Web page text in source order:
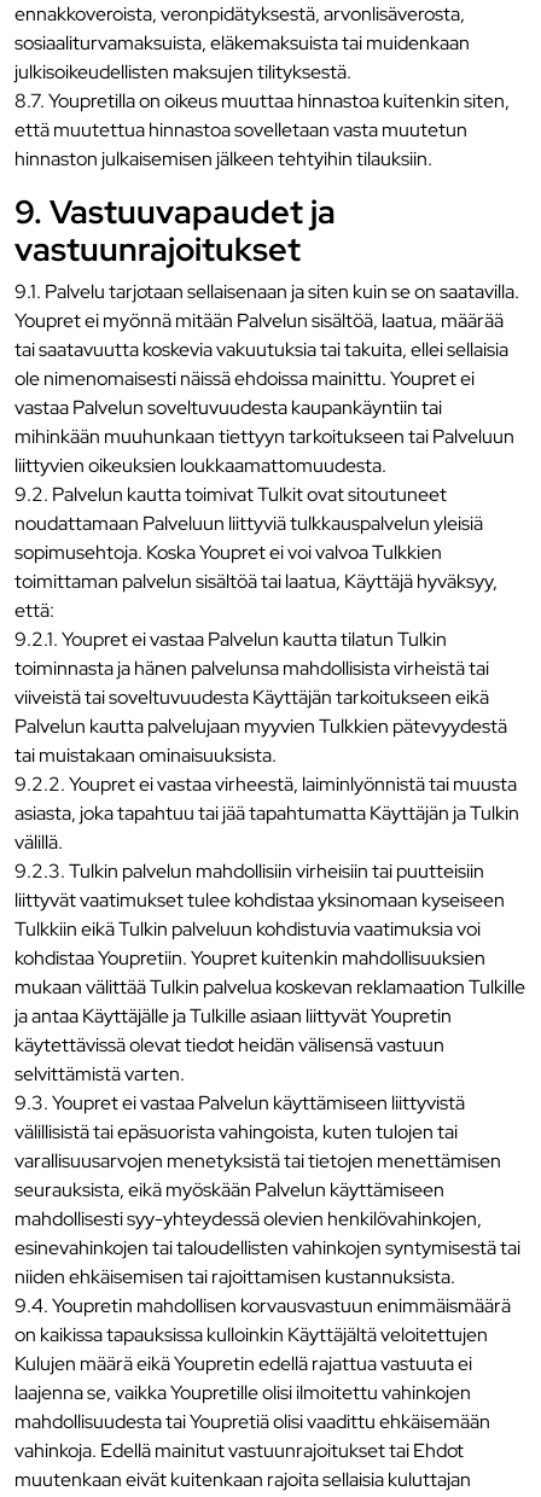
ennakkoveroista, veronpidätyksestä, arvonlisäverosta,
sosiaaliturvamaksuista, eläkemaksuista tai muidenkaan
julkisoikeudellisten maksujen tilityksestä.
8.7. Youpretilla on oikeus muuttaa hinnastoa kuitenkin siten,
että muutettua hinnastoa sovelletaan vasta muutetun
hinnaston julkaisemisen jälkeen tehtyihin tilauksiin.
9. Vastuuvapaudet ja
vastuunrajoitukset
9.1. Palvelu tarjotaan sellaisenaan ja siten kuin se on saatavilla.
Youpret ei myönnä mitään Palvelun sisältöä, laatua, määrää
tai saatavuutta koskevia vakuutuksia tai takuita, ellei sellaisia
ole nimenomaisesti näissä ehdoissa mainittu. Youpret ei
vastaa Palvelun soveltuvuudesta kaupankäyntiin tai
mihinkään muuhunkaan tiettyyn tarkoitukseen tai Palveluun
liittyvien oikeuksien loukkaamattomuudesta.
9.2. Palvelun kautta toimivat Tulkit ovat sitoutuneet
noudattamaan Palveluun liittyviä tulkkauspalvelun yleisiä
sopimusehtoja. Koska Youpret ei voi valvoa Tulkkien
toimittaman palvelun sisältöä tai laatua, Käyttäjä hyväksyy,
että:
9.2.1. Youpret ei vastaa Palvelun kautta tilatun Tulkin
toiminnasta ja hänen palvelunsa mahdollisista virheistä tai
viiveistä tai soveltuvuudesta Käyttäjän tarkoitukseen eikä
Palvelun kautta palvelujaan myyvien Tulkkien pätevyydestä
tai muistakaan ominaisuuksista.
9.2.2. Youpret ei vastaa virheestä, laiminlyönnistä tai muusta
asiasta, joka tapahtuu tai jää tapahtumatta Käyttäjän ja Tulkin
välillä.
9.2.3. Tulkin palvelun mahdollisiin virheisiin tai puutteisiin
liittyvät vaatimukset tulee kohdistaa yksinomaan kyseiseen
Tulkkiin eikä Tulkin palveluun kohdistuvia vaatimuksia voi
kohdistaa Youpretiin. Youpret kuitenkin mahdollisuuksien
mukaan välittää Tulkin palvelua koskevan reklamaation Tulkille
ja antaa Käyttäjälle ja Tulkille asiaan liittyvät Youpretin
käytettävissä olevat tiedot heidän välisensä vastuun
selvittämistä varten.
9.3. Youpret ei vastaa Palvelun käyttämiseen liittyvistä
välillisistä tai epäsuorista vahingoista, kuten tulojen tai
varallisuusarvojen menetyksistä tai tietojen menettämisen
seurauksista, eikä myöskään Palvelun käyttämiseen
mahdollisesti syy-yhteydessä olevien henkilövahinkojen,
esinevahinkojen tai taloudellisten vahinkojen syntymisestä tai
niiden ehkäisemisen tai rajoittamisen kustannuksista.
9.4. Youpretin mahdollisen korvausvastuun enimmäismäärä
on kaikissa tapauksissa kulloinkin Käyttäjältä veloitettujen
Kulujen määrä eikä Youpretin edellä rajattua vastuuta ei
laajenna se, vaikka Youpretille olisi ilmoitettu vahinkojen
mahdollisuudesta tai Youpretiä olisi vaadittu ehkäisemään
vahinkoja. Edellä mainitut vastuunrajoitukset tai Ehdot
muutenkaan eivät kuitenkaan rajoita sellaisia kuluttajan